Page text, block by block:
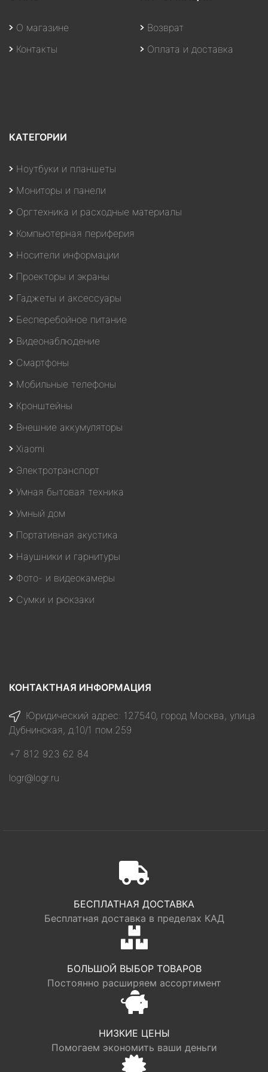
О магазине
Контакты
Возврат
Оплата и доставка
КАТЕГОРИИ
Ноутбуки и планшеты
Мониторы и панели
Оргтехника и расходные материалы
Компьютерная периферия
Носители информации
Проекторы и экраны
Гаджеты и аксессуары
Бесперебойное питание
Видеонаблюдение
Смартфоны
Мобильные телефоны
Кронштейны
Внешние аккумуляторы
Xiaomi
Электротранспорт
Умная бытовая техника
Умный дом
Портативная акустика
Наушники и гарнитуры
Фото- и видеокамеры
Сумки и рюкзаки
КОНТАКТНАЯ ИНФОРМАЦИЯ
Юридический адрес: 127540, город Москва, улица
Дубнинская, д.10/1 пом.259
+7 812 923 62 84
logr@logr.ru
БЕСПЛАТНАЯ ДОСТАВКА
Бесплатная доставка в пределах КАД
БОЛЬШОЙ ВЫБОР ТОВАРОВ
Постоянно расширяем ассортимент
НИЗКИЕ ЦЕНЫ
Помогаем экономить ваши деньги